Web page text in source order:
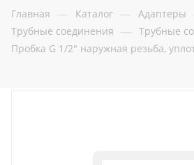
Главная — Каталог — Адаптеры
Трубные соединения — Трубные
Пробка G 1/2" наружная резьба,